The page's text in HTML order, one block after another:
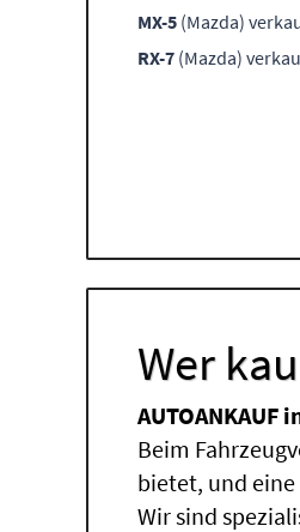
MX-5 (Mazda)
RX-7 (Mazda)
Wer
AUTOANKAUF
Beim
bietet, und
Wir sind